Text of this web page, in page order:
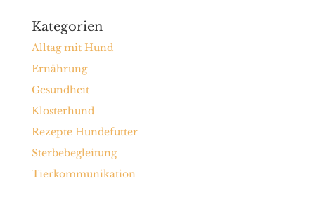
Kategorien
Alltag mit Hund
Ernährung
Gesundheit
Klosterhund
Rezepte Hundefutter
Sterbebegleitung
Tierkommunikation